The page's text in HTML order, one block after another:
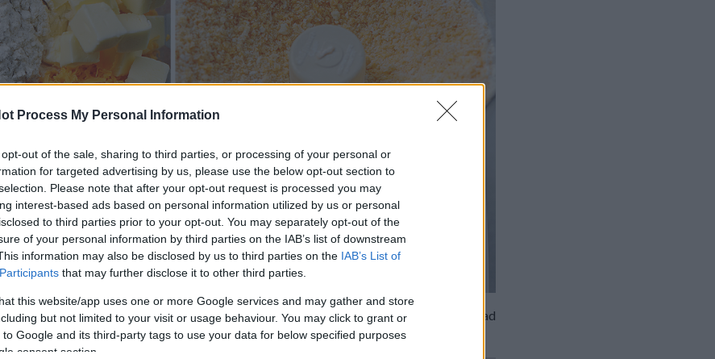
Process My Personal Information
out of the sale, sharing to third parties, or processing of your personal or
for targeted advertising by us, please use the below opt-out section to
Please note that after your opt-out request is processed you may
interest-based ads based on personal information utilized by us or personal
to third parties prior to your opt-out. You may separately opt-out of the
of your personal information by third parties on the IAB’s list of downstream
information may also be disclosed by us to third parties on the IAB’s List of
that may further disclose it to other third parties.
this website/app uses one or more Google services and may gather and store
but not limited to your visit or usage behaviour. You may click to grant or
Google and its third-party tags to use your data for below specified purposes
consent section.
pihentetni, hogy ne legyen túlságosan lágy, ahogy a kezünk melegétől megolvad